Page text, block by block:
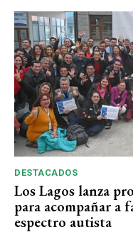
DESTACADOS
Los Lagos lanza
para acompañar a
espectro autista